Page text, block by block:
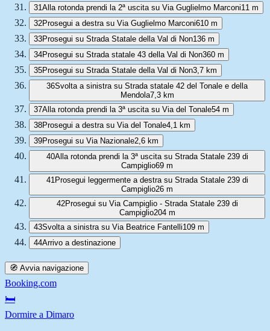
31Alla rotonda prendi la 2ª uscita su Via Guglielmo Marconi11 m
32Prosegui a destra su Via Guglielmo Marconi610 m
33Prosegui su Strada Statale della Val di Non136 m
34Prosegui su Strada statale 43 della Val di Non360 m
35Prosegui su Strada Statale della Val di Non3,7 km
36Svolta a sinistra su Strada statale 42 del Tonale e della
Mendola7,3 km
37Alla rotonda prendi la 3ª uscita su Via del Tonale54 m
38Prosegui a destra su Via del Tonale4,1 km
39Prosegui su Via Nazionale2,6 km
40Alla rotonda prendi la 3ª uscita su Strada Statale 239 di
Campiglio69 m
41 Prosegui leggermente a destra su Strada Statale 239 di
Campiglio26 m
42Prosegui su Via Campiglio - Strada Statale 239 di
Campiglio204 m
43Svolta a sinistra su Via Beatrice Fantelli109 m
44Arrivo a destinazione
🧭 Avvia navigazione
Booking.com
🛏️
Dormire a Dimaro